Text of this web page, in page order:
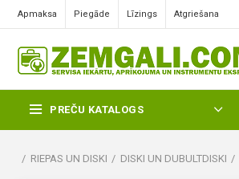
Apmaksa Piegāde Līzings Atgriešana
PREČU KATALOGS
RIEPAS UN DISKI DISKI UN DUBULTDISKI